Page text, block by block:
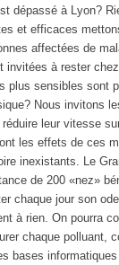
dépassé à Lyon?
et efficaces
affectées de
invitées à rester
plus sensibles sont
Nous invitons
leur vitesse
les effets de ces
inexistants. Le
de 200 «nez»
chaque jour son
à rien. On pourra
chaque polluant,
bases